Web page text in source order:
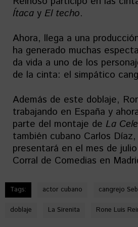
Ítaca y El techo.
Ahora, llega a una
ha generado muchas
da vida a uno de los
de la cinta: el simpático
Además de este doblaje,
trabajando en España y
parte del montaje de La
también cubano Carlos
presentará en el mes de
Corral de Comedias en
Tags: actor cubano cangrejo
doblaje La Sirenita Rone Luis